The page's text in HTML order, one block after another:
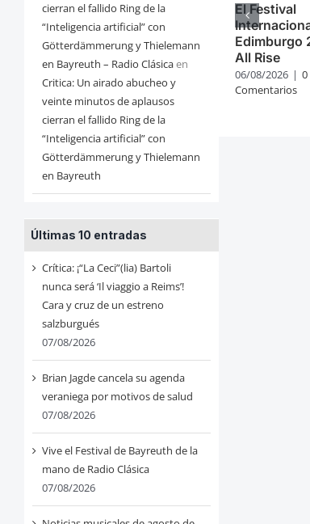
cierran el fallido Ring de la
“Inteligencia artificial” con
Götterdämmerung y Thielemann
en Bayreuth – Radio Clásicaen
Critica: Un airado abucheo y
veinte minutos de aplausos
cierran el fallido Ring de la
“Inteligencia artificial” con
Götterdämmerung y Thielemann
en Bayreuth
Últimas 10 entradas
Crítica: ¡“La Ceci”(lia) Bartoli
nunca será ‘Il viaggio a Reims’!
Cara y cruz de un estreno
salzburgués
07/08/2026
Brian Jagde cancela su agenda
veraniega por motivos de salud
07/08/2026
Vive el Festival de Bayreuth de la
mano de Radio Clásica
07/08/2026
El Festival
Edimburgo
All Rise
06/08/2026 | 0
Comentarios